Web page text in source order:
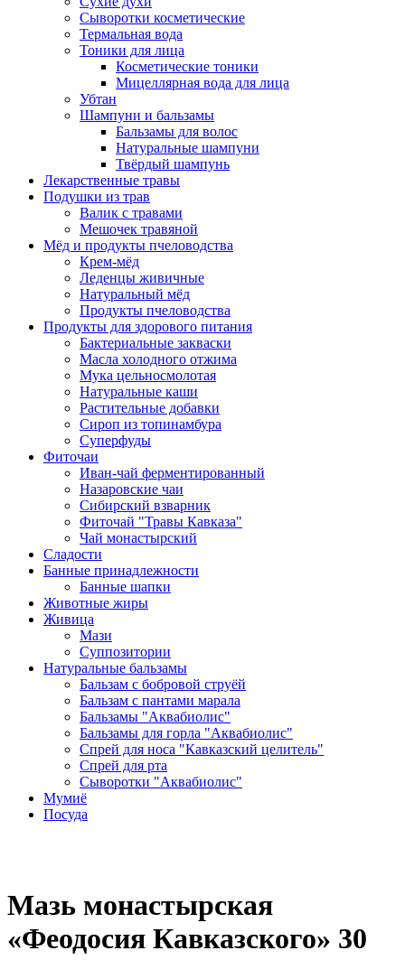
Сыворотки косметические
Термальная вода
Тоники для лица
Косметические тоники
Мицеллярная вода для лица
Убтан
Шампуни и бальзамы
Бальзамы для волос
Натуральные шампуни
Твёрдый шампунь
Лекарственные травы
Подушки из трав
Валик с травами
Мешочек травяной
Мёд и продукты пчеловодства
Крем-мёд
Леденцы живичные
Натуральный мёд
Продукты пчеловодства
Продукты для здорового питания
Бактериальные закваски
Масла холодного отжима
Мука цельносмолотая
Натуральные каши
Растительные добавки
Сироп из топинамбура
Суперфуды
Фиточаи
Иван-чай ферментированный
Назаровские чаи
Сибирский взварник
Фиточай "Травы Кавказа"
Чай монастырский
Сладости
Банные принадлежности
Банные шапки
Животные жиры
Живица
Мази
Суппозитории
Натуральные бальзамы
Бальзам с бобровой струёй
Бальзам с пантами марала
Бальзамы "Аквабиолис"
Бальзамы для горла "Аквабиолис"
Спрей для носа "Кавказский целитель"
Спрей для рта
Сыворотки "Аквабиолис"
Мумиё
Посуда
Мазь монастырская
«Феодосия Кавказского» 30